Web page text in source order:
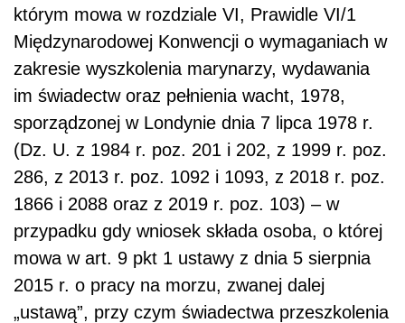
którym mowa w rozdziale VI, Prawidle VI/1
Międzynarodowej Konwencji o wymaganiach w
zakresie wyszkolenia marynarzy, wydawania
im świadectw oraz pełnienia wacht, 1978,
sporządzonej w Londynie dnia 7 lipca 1978 r.
(Dz. U. z 1984 r. poz. 201 i 202, z 1999 r. poz.
286, z 2013 r. poz. 1092 i 1093, z 2018 r. poz.
1866 i 2088 oraz z 2019 r. poz. 103) – w
przypadku gdy wniosek składa osoba, o której
mowa w art. 9 pkt 1 ustawy z dnia 5 sierpnia
2015 r. o pracy na morzu, zwanej dalej
„ustawą”, przy czym świadectwa przeszkolenia